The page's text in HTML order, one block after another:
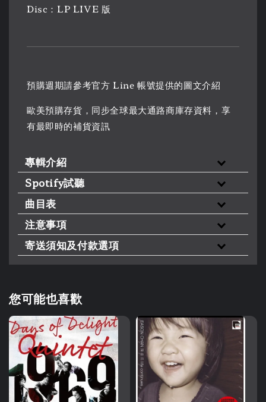
Disc：LP LIVE 版
預購週期請參考官方 Line 帳號提供的圖文介紹
歐美預購存貨，同步全球最大通路商庫存資料，享
有最即時的補貨資訊
專輯介紹
Spotify試聽
曲目表
注意事項
寄送須知及付款選項
您可能也喜歡